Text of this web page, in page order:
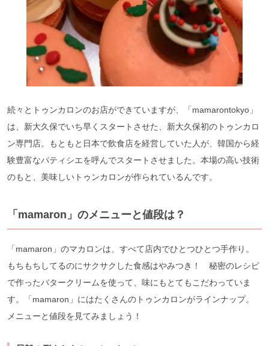
続々とトゥンカロンのお店ができていますが、「mamarontokyo」
は、新大久保でいち早くスタートさせた、新大久保初のトゥンカロ
ン専門店。もともと日本で飲食店を経営していた人が、韓国から経
験豊富なパティシエを呼んでスタートさせました。本場の高い技術
のもと、美味しいトゥンカロンが作られているんです。
「mamaron」のメニューと値段は？
「mamaron」のマカロンは、すべて店内でひとつひとつ手作り。
もちもちしてるのにサクサクした食感はやみつき！ 秘密のレシピ
で作ったバタークリームを使って、味にもとてもこだわっていま
す。「mamaron」にはたくさんのトゥンカロンがラインナップ。
メニューと値段を見てみましょう！